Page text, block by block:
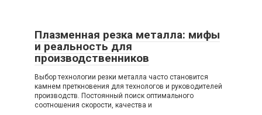
Плазменная резка металла: мифы
и реальность для
производственников
Выбор технологии резки металла часто становится
камнем преткновения для технологов и руководителей
производств. Постоянный поиск оптимального
соотношения скорости, качества и